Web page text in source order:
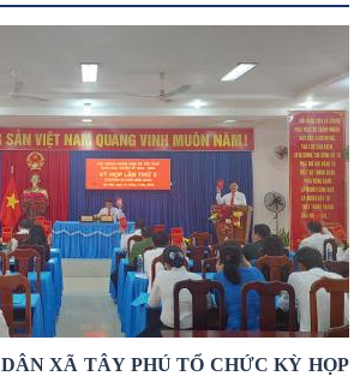
XÃ TÂY PHÚ TỔ CHỨC KỲ HỌP